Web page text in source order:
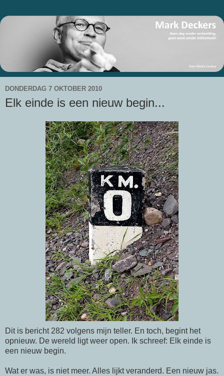
DONDERDAG 7 OKTOBER 2010
Elk einde is een nieuw begin...
Dit is bericht 282 volgens mijn teller. En toch, begint het
opnieuw. De wereld ligt weer open. Ik schreef: Elk einde is
een nieuw begin.
Wat er was, is niet meer. Alles lijkt veranderd. Een nieuw jas.